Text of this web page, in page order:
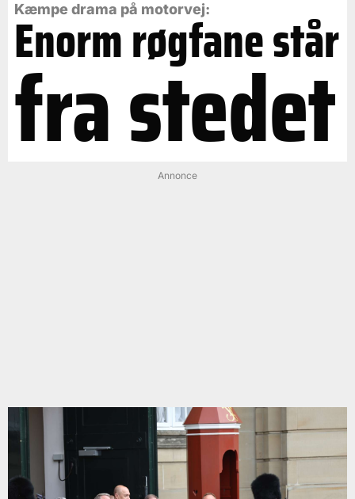
Kæmpe drama på motorvej:
Enorm røgfane står
fra stedet
Annonce